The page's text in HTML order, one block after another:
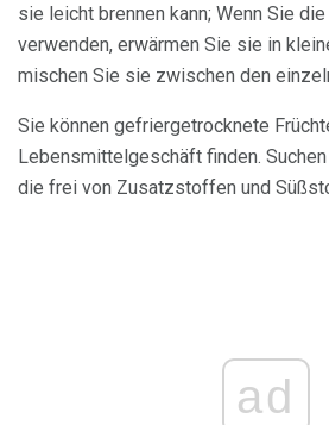
sie leicht brennen kann; Wenn Sie
verwenden, erwärmen Sie sie in
mischen Sie sie zwischen den
Sie können gefriergetrocknete
Lebensmittelgeschäft finden.
die frei von Zusatzstoffen und
ad